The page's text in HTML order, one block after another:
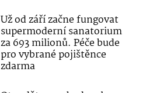
Už od září začne fungovat
supermoderní sanatorium
za 693 milionů. Péče bude
pro vybrané pojištěnce
zdarma